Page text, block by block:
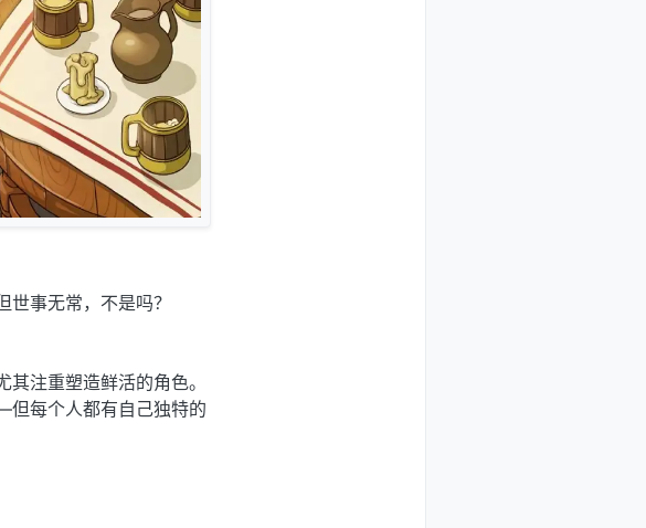
事无常，不是吗？
注重塑造鲜活的角色。
每个人都有自己独特的